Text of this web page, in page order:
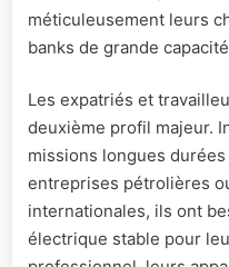
méticuleusement leurs
banks de grande
Les expatriés et
deuxième profil majeur.
missions longues durées
entreprises pétrolières
internationales, ils ont
électrique stable pour